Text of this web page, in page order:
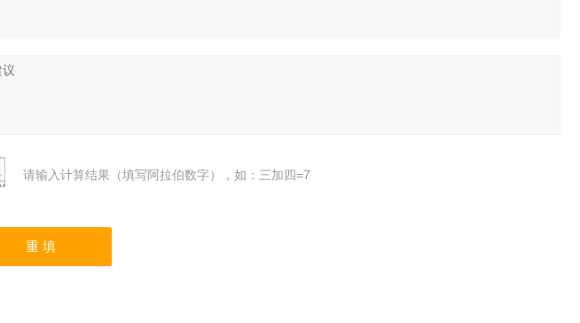
请输入计算结果（填写阿拉伯数字），如：三加四=7